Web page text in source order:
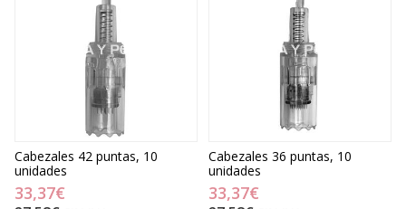
Cabezales 42 puntas, 10
unidades
33,37€
Cabezales 36 puntas, 10
unidades
33,37€